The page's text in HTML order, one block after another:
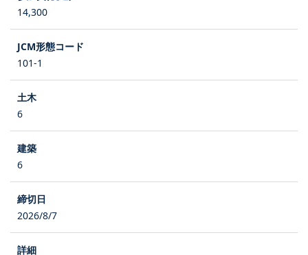
14,300
101-1
6
6
2026/8/7